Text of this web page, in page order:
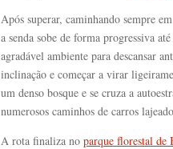
Após superar, caminhando sempre
a senda sobe de forma progressiva
agradável ambiente para descansar
inclinação e começar a virar
um denso bosque e se cruza a
numerosos caminhos de carros
A rota finaliza no parque florestal de